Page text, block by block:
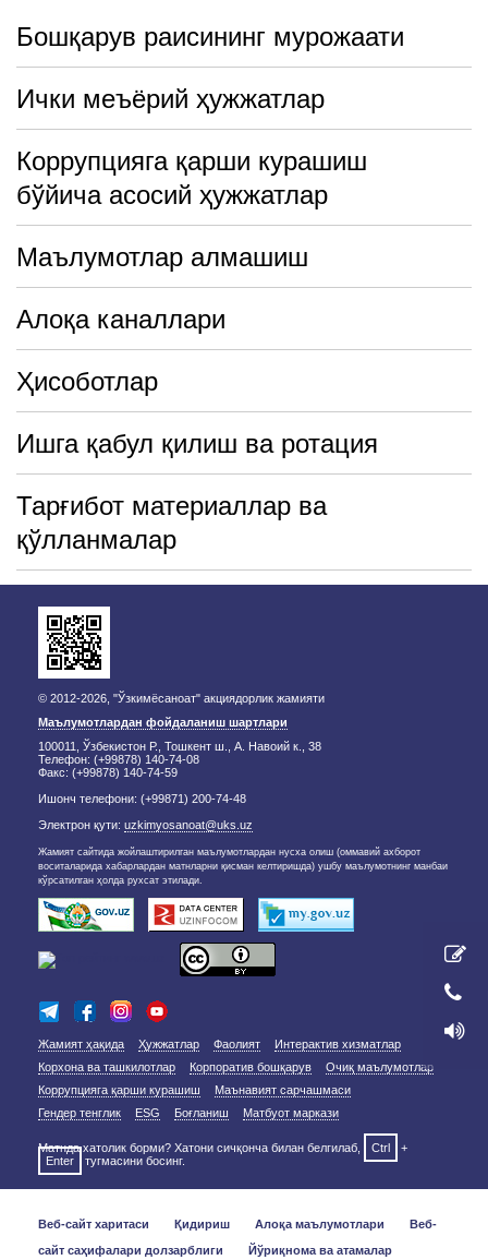
Бошқарув раисининг мурожаати
Ички меъёрий ҳужжатлар
Коррупцияга қарши курашиш
бўйича асосий ҳужжатлар
Маълумотлар алмашиш
Алоқа каналлари
Ҳисоботлар
Ишга қабул қилиш ва ротация
Тарғибот материаллар ва
қўлланмалар
© 2012-2026, "Ўзкимёсаноат" акциядорлик жамияти
Маълумотлардан фойдаланиш шартлари
100011, Ўзбекистон Р., Тошкент ш., А. Навоий к., 38
Телефон: (+99878) 140-74-08
Факс: (+99878) 140-74-59
Ишонч телефони: (+99871) 200-74-48
Электрон қути: uzkimyosanoat@uks.uz
Жамият сайтида жойлаштирилган маълумотлардан нусха олиш (оммавий ахборот
воситаларида хабарлардан матнларни қисман келтиришда) ушбу маълумотнинг манбаи
кўрсатилган ҳолда рухсат этилади.
Жамият ҳақида Ҳужжатлар Фаолият
Интерактив хизматлар
Корхона ва ташкилотлар
Корпоратив бошқарув
Очиқ маълумотлар
Коррупцияга қарши курашиш
Маънавият сарчашмаси
Гендер тенглик
ESG Боғланиш Матбуот маркази
Матнда хатолик борми? Хатони сичқонча билан белгилаб, Ctrl
+
Enter
тугмасини босинг.
Веб-сайт харитаси Қидириш Алоқа маълумотлари
Веб-
сайт саҳифалари долзарблиги
Йўриқнома ва атамалар